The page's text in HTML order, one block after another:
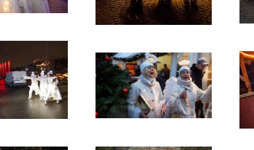
ansehen
ansehen